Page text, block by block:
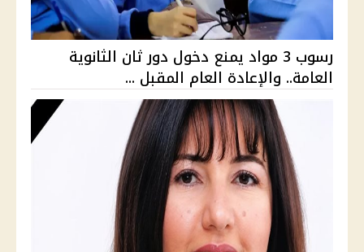
رسوب 3 مواد يمنع دخول دور ثان الثانوية
العامة.. والإعادة العام المقبل ...